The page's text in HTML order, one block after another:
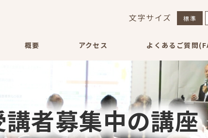
文字サイズ 標準
概要 アクセス よくあるご質問
講者募集中の講座